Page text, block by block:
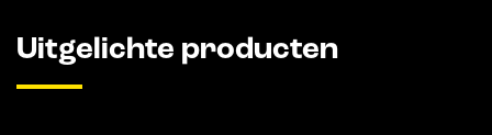
Uitgelichte producten